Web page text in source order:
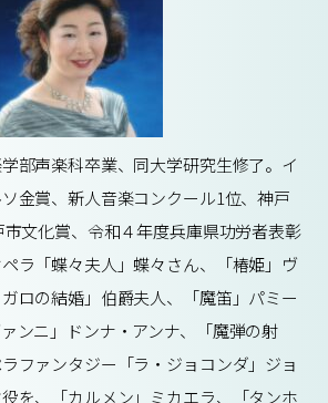
部声楽科卒業、同大学研究生修了。イ
金賞、新人音楽コンクール1位、神戸
文化賞、令和４年度兵庫県功労者表彰
ペラ「蝶々夫人」蝶々さん、「椿姫」ヴ
ロの結婚」伯爵夫人、「魔笛」パミー
ンニ」ドンナ・アンナ、「魔弾の射
ファンタジー「ラ・ジョコンダ」ジョ
を、「カルメン」ミカエラ、「タンホ